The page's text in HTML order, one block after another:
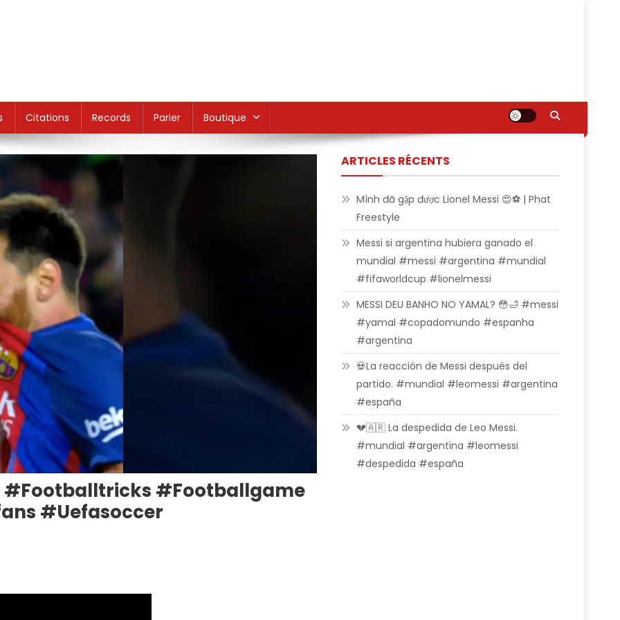
Citations Records Parier Boutique
#footballtricks #footballgame
#uefasoccer
ARTICLES RÉCENTS
Mình đã gặp được Lionel Messi 😍⚽ | Phat
Freestyle
Messi si argentina hubiera ganado el
mundial #messi #argentina #mundial
#fifaworldcup #lionelmessi
MESSI DEU BANHO NO YAMAL? 😳🛁 #messi
#yamal #copadomundo #espanha
#argentina
💀La reacción de Messi después del
partido. #mundial #leomessi #argentina
#españa
💔🇦🇷 La despedida de Leo Messi.
#mundial #argentina #leomessi
#despedida #españa